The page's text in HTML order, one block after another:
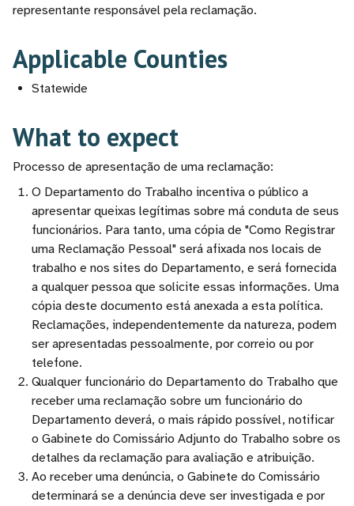
representante responsável pela reclamação.
Applicable Counties
Statewide
What to expect
Processo de apresentação de uma reclamação:
O Departamento do Trabalho incentiva o público a
apresentar queixas legítimas sobre má conduta de seus
funcionários. Para tanto, uma cópia de "Como Registrar
uma Reclamação Pessoal" será afixada nos locais de
trabalho e nos sites do Departamento, e será fornecida
a qualquer pessoa que solicite essas informações. Uma
cópia deste documento está anexada a esta política.
Reclamações, independentemente da natureza, podem
ser apresentadas pessoalmente, por correio ou por
telefone.
Qualquer funcionário do Departamento do Trabalho que
receber uma reclamação sobre um funcionário do
Departamento deverá, o mais rápido possível, notificar
o Gabinete do Comissário Adjunto do Trabalho sobre os
detalhes da reclamação para avaliação e atribuição.
Ao receber uma denúncia, o Gabinete do Comissário
determinará se a denúncia deve ser investigada e por